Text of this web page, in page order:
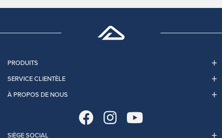
PRODUITS
SERVICE CLIENTÈLE
À PROPOS DE NOUS
SIÈGE SOCIAL